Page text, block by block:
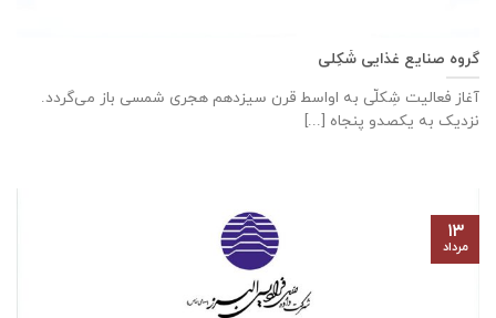
گروه صنایع غذایی شَکِلی
آغاز فعالیت شِکلّی به اواسط قرن سیزدهم هجری شمسی باز می‌گردد.
نزدیک به یکصدو پنجاه [...]
۱۳
مرداد